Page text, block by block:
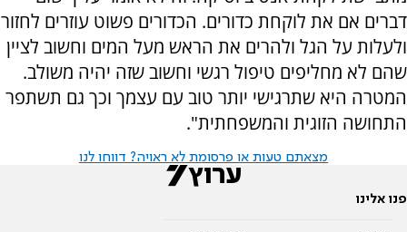
דברים אם את לוקחת כדורים. הכדורים פשוט עוזרים לחזור
ולעלות על הגל ולהרים את הראש מעל המים וחשוב לציין
שהם לא מחליפים טיפול רגשי וחשוב שזה יהיה משולב.
המטרה היא שתרגישי יותר טוב עם עצמך וכך גם תשתפר
התחושה הזוגית והמשפחתית".
מצאתם טעות או פרסומת לא ראויה? דווחו לנו
פנו אלינו